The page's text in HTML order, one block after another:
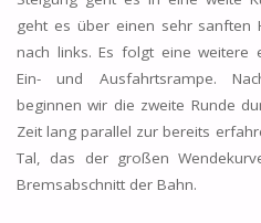
geht es über einen sehr sanften
nach links. Es folgt eine weitere
Ein- und Ausfahrtsrampe.
beginnen wir die zweite Runde
Zeit lang parallel zur bereits
Tal, das der großen
Bremsabschnitt der Bahn.